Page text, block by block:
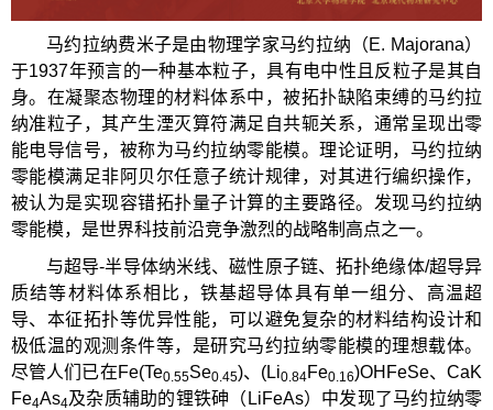
马约拉纳费米子是由物理学家马约拉纳（E. Majorana）
于1937年预言的一种基本粒子，具有电中性且反粒子是其自
身。在凝聚态物理的材料体系中，被拓扑缺陷束缚的马约拉
纳准粒子，其产生湮灭算符满足自共轭关系，通常呈现出零
能电导信号，被称为马约拉纳零能模。理论证明，马约拉纳
零能模满足非阿贝尔任意子统计规律，对其进行编织操作，
被认为是实现容错拓扑量子计算的主要路径。发现马约拉纳
零能模，是世界科技前沿竞争激烈的战略制高点之一。
与超导-半导体纳米线、磁性原子链、拓扑绝缘体/超导异
质结等材料体系相比，铁基超导体具有单一组分、高温超
导、本征拓扑等优异性能，可以避免复杂的材料结构设计和
极低温的观测条件等，是研究马约拉纳零能模的理想载体。
尽管人们已在Fe(Te0.55Se0.45)、(Li0.84Fe0.16)OHFeSe、CaK
Fe4As4及杂质辅助的锂铁砷（LiFeAs）中发现了马约拉纳零